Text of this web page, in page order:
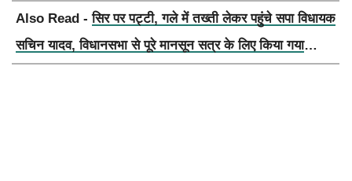
Also Read -सिर पर पट्टी, गले में तख्ती लेकर पहुंचे सपा विधायक
सचिन यादव, विधानसभा से पूरे मानसून सत्र के लिए किया गया